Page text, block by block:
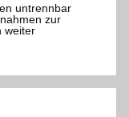
untrennbar
zur
weiter